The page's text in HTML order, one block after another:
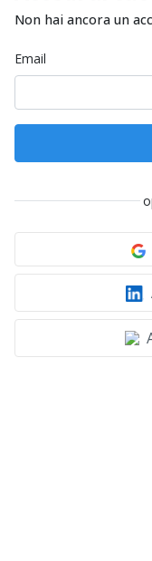
Non hai ancora un
Email